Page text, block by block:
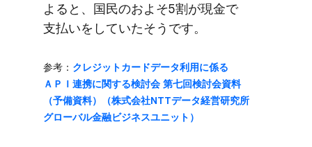
よると、​国民の​およそ​5割が​現金で​
支払いを​していた​そうです。
参考： クレジットカードデータ利用に​係る​
ＡＰＩ連携に​関する​検討会 第七回検討会資料​
（予備資料）​（株式会社NTTデータ経営研究所
グローバル金融ビジネスユニット）